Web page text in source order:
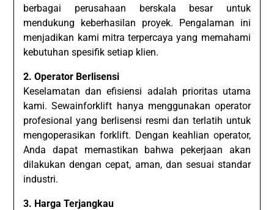
berbagai perusahaan berskala besar untuk
mendukung keberhasilan proyek. Pengalaman ini
menjadikan kami mitra terpercaya yang memahami
kebutuhan spesifik setiap klien.
2. Operator Berlisensi
Keselamatan dan efisiensi adalah prioritas utama
kami. Sewainforklift hanya menggunakan operator
profesional yang berlisensi resmi dan terlatih untuk
mengoperasikan forklift. Dengan keahlian operator,
Anda dapat memastikan bahwa pekerjaan akan
dilakukan dengan cepat, aman, dan sesuai standar
industri.
3. Harga Terjangkau